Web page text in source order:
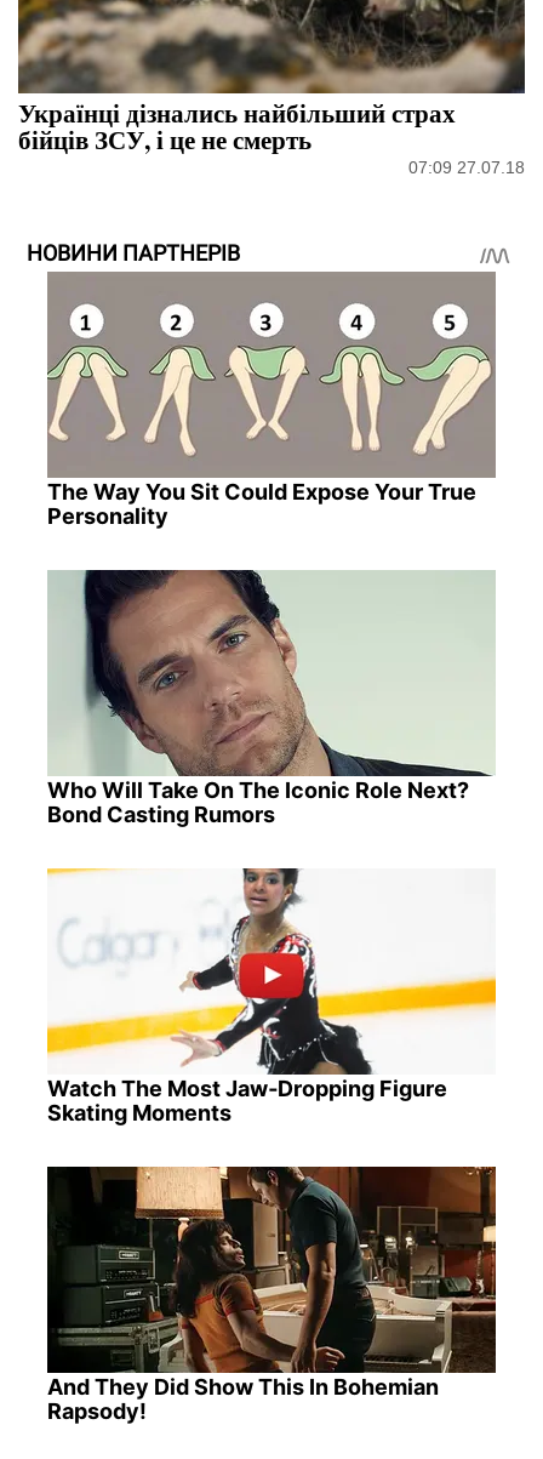
Українці дізнались найбільший страх
бійців ЗСУ, і це не смерть
07:09 27.07.18
НОВИНИ ПАРТНЕРІВ
The Way You Sit Could Expose Your True
Personality
Who Will Take On The Iconic Role Next?
Bond Casting Rumors
Watch The Most Jaw‑Dropping Figure
Skating Moments
And They Did Show This In Bohemian
Rapsody!